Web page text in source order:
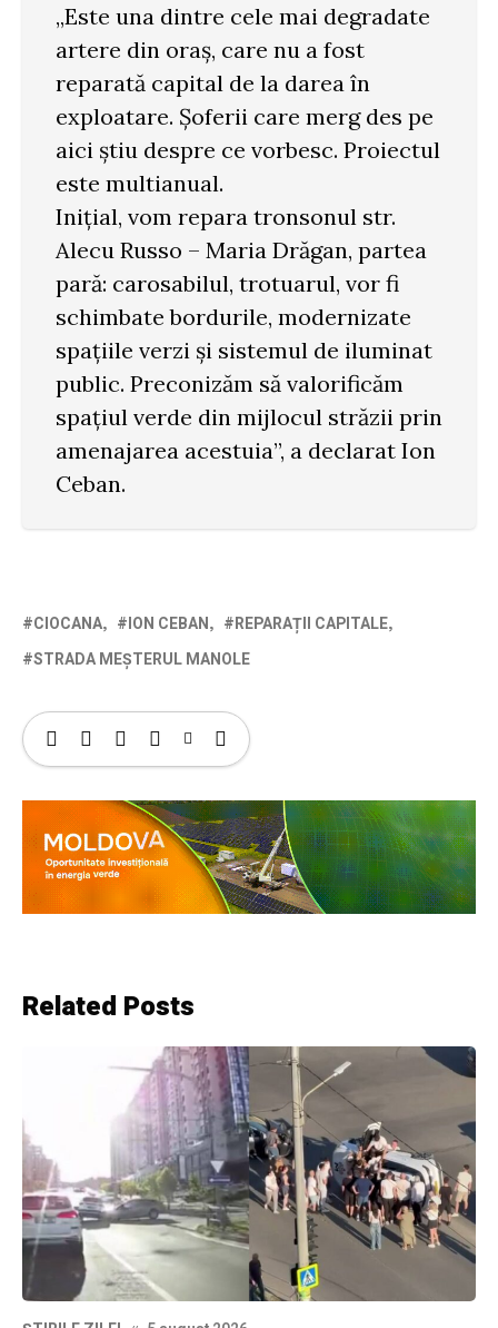
„Este una dintre cele mai degradate
artere din oraș, care nu a fost
reparată capital de la darea în
exploatare. Șoferii care merg des pe
aici știu despre ce vorbesc. Proiectul
este multianual.
Inițial, vom repara tronsonul str.
Alecu Russo – Maria Drăgan, partea
pară: carosabilul, trotuarul, vor fi
schimbate bordurile, modernizate
spațiile verzi și sistemul de iluminat
public. Preconizăm să valorificăm
spațiul verde din mijlocul străzii prin
amenajarea acestuia”, a declarat Ion
Ceban.
CIOCANA ION CEBAN
REPARAȚII CAPITALE
STRADA MEȘTERUL MANOLE
Related Posts